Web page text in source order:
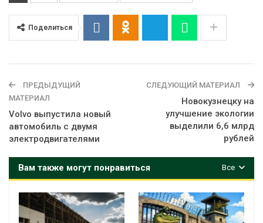
Поделиться
ПРЕДЫДУЩИЙ
МАТЕРИАЛ
Volvo выпустила новый
автомобиль с двумя
электродвигателями
СЛЕДУЮЩИЙ МАТЕРИАЛ
Новокузнецку на
улучшение экологии
выделили 6,6 млрд
рублей
Все
Вам также могут понравиться